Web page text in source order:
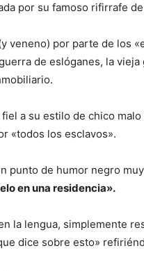
por su famoso rifirrafe
veneno) por parte de los
de eslóganes, la
fiel a su estilo de chico
«todos los esclavos».
punto de humor negro
en una residencia».
la lengua, simplemente
dice sobre esto»